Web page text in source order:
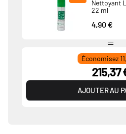
Nettoyant
22 ml
4,90 €
Économisez
215,37
AJOUTER AU